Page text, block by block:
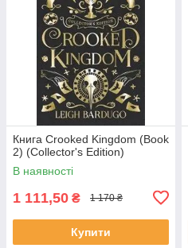
Книга Crooked Kingdom (Book
2) (Collector's Edition)
В наявності
1 111,50 ₴ 1 170 ₴
Купити